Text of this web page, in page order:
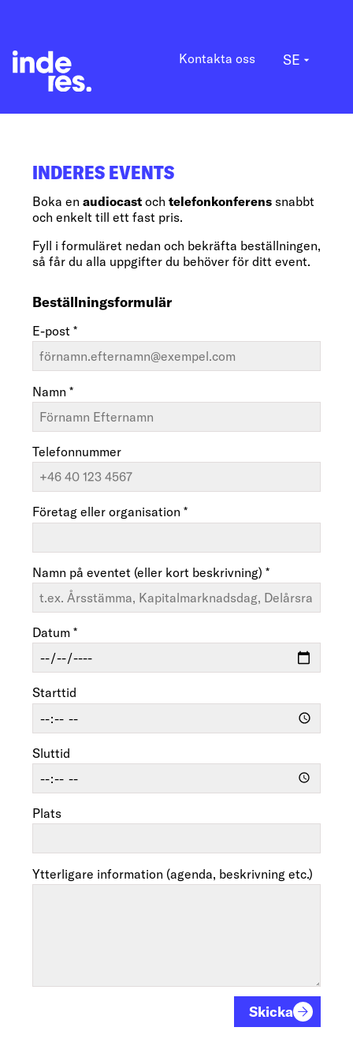
Kontakta oss SE arrow_drop_down
INDERES EVENTS
Boka en audiocast och telefonkonferens snabbt
och enkelt till ett fast pris.
Fyll i formuläret nedan och bekräfta beställningen,
så får du alla uppgifter du behöver för ditt event.
Beställningsformulär
E-post *
Namn *
Telefonnummer
Företag eller organisation *
Namn på eventet (eller kort beskrivning) *
Datum *
Starttid
Sluttid
Plats
Ytterligare information (agenda, beskrivning etc.)
Skicka